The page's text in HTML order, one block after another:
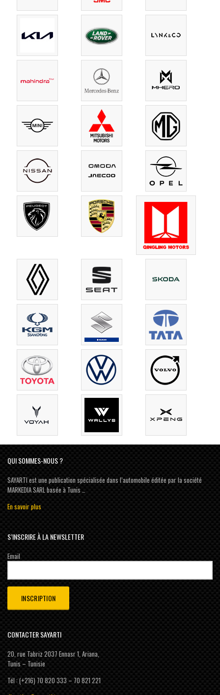
QUI SOMMES-NOUS ?
SAYARTI est une publication spécialisée dans l’automobile éditée par la société
MARKEDIA SARL basée à Tunis …
En savoir plus
S’INSCRIRE À LA NEWSLETTER
Email
CONTACTER SAYARTI
20, rue Tabriz 2037 Ennasr 1, Ariana,
Tunis – Tunisie
Tél : (+216) 70 820 333 – 70 821 221